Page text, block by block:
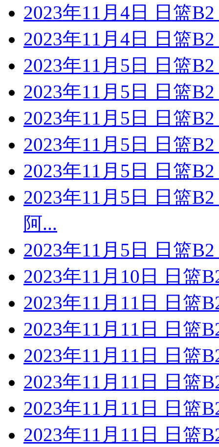
2023年11月4日 日篮
2023年11月4日 日篮
2023年11月5日 日篮
2023年11月5日 日篮
2023年11月5日 日篮
2023年11月5日 日篮
2023年11月5日 日篮
2023年11月5日 日篮
阿...
2023年11月5日 日篮
2023年11月10日 日篮
2023年11月11日 日篮
2023年11月11日 日篮
2023年11月11日 日篮
2023年11月11日 日篮
2023年11月11日 日篮
2023年11月11日 日篮